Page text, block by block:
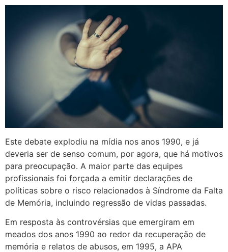
Este debate explodiu na mídia nos anos 1990, e já
deveria ser de senso comum, por agora, que há motivos
para preocupação. A maior parte das equipes
profissionais foi forçada a emitir declarações de
políticas sobre o risco relacionados à Síndrome da Falta
de Memória, incluindo regressão de vidas passadas.
Em resposta às controvérsias que emergiram em
meados dos anos 1990 ao redor da recuperação de
memória e relatos de abusos, em 1995, a APA